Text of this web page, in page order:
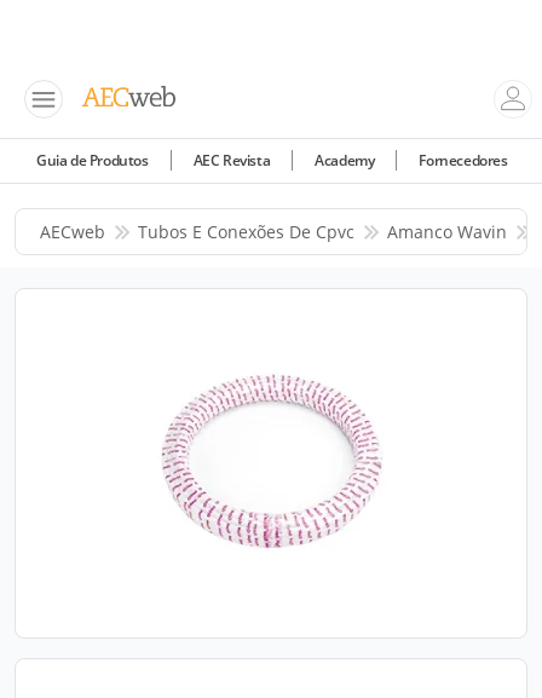
Guia de Produtos AEC Revista Academy Fornecedores
AECweb Tubos E Conexões De Cpvc Amanco Wavin